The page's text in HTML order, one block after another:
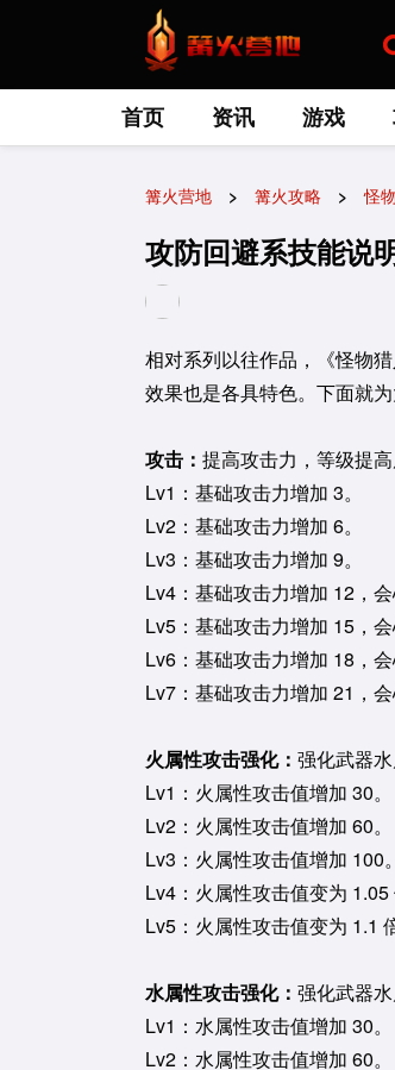
首页 资讯 游戏
篝火营地 篝火攻略 怪
攻防回避系技能说
相对系列以往作品，《怪物
效果也是各具特色。下面就
攻击： 提高攻击力，等级提高
Lv1：基础攻击力增加 3。
Lv2：基础攻击力增加 6。
Lv3：基础攻击力增加 9。
Lv4：基础攻击力增加 12，会
Lv5：基础攻击力增加 15，会
Lv6：基础攻击力增加 18，会
Lv7：基础攻击力增加 21，会
火属性攻击强化： 强化武器水
Lv1：火属性攻击值增加 30。
Lv2：火属性攻击值增加 60。
Lv3：火属性攻击值增加 100。
Lv4：火属性攻击值变为 1.05
Lv5：火属性攻击值变为 1.1
水属性攻击强化： 强化武器水
Lv1：水属性攻击值增加 30。
Lv2：水属性攻击值增加 60。